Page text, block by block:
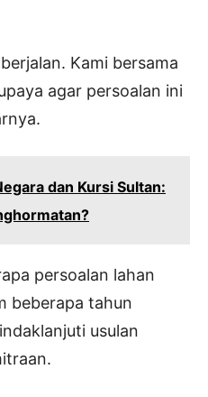
Kami bersama
agar persoalan ini
dan Kursi Sultan:
persoalan lahan
beberapa tahun
usulan